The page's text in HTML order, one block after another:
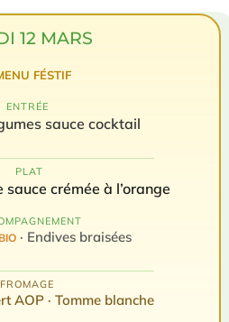
12 MARS
FÉSTIF
ENTRÉE
sauce cocktail
️ PLAT
crémée à l’orange
BIO· Endives braisées
FROMAGE
AOP · Tomme blanche